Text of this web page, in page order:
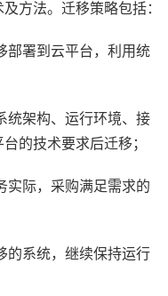
方法。迁移策略包括：
部署到云平台，利用统
统架构、运行环境、接
的技术要求后迁移；
实际，采购满足需求的
的系统，继续保持运行